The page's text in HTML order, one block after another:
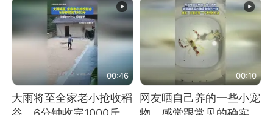
教！
00:46
大雨将至全家老小抢收稻
00:10
网友晒自己养的一些小宠